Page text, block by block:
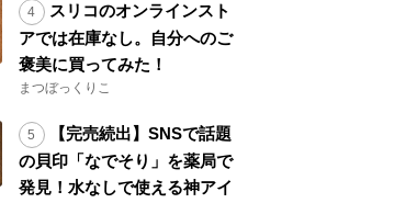
スリコのオンラインスト
アでは在庫なし。自分へのご
褒美に買ってみた！
まつぼっくりこ
【完売続出】SNSで話題
の貝印「なでそり」を薬局で
発見！水なしで使える神アイ